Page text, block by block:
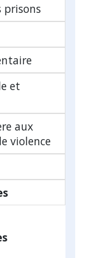
prisons
et
aux
violence